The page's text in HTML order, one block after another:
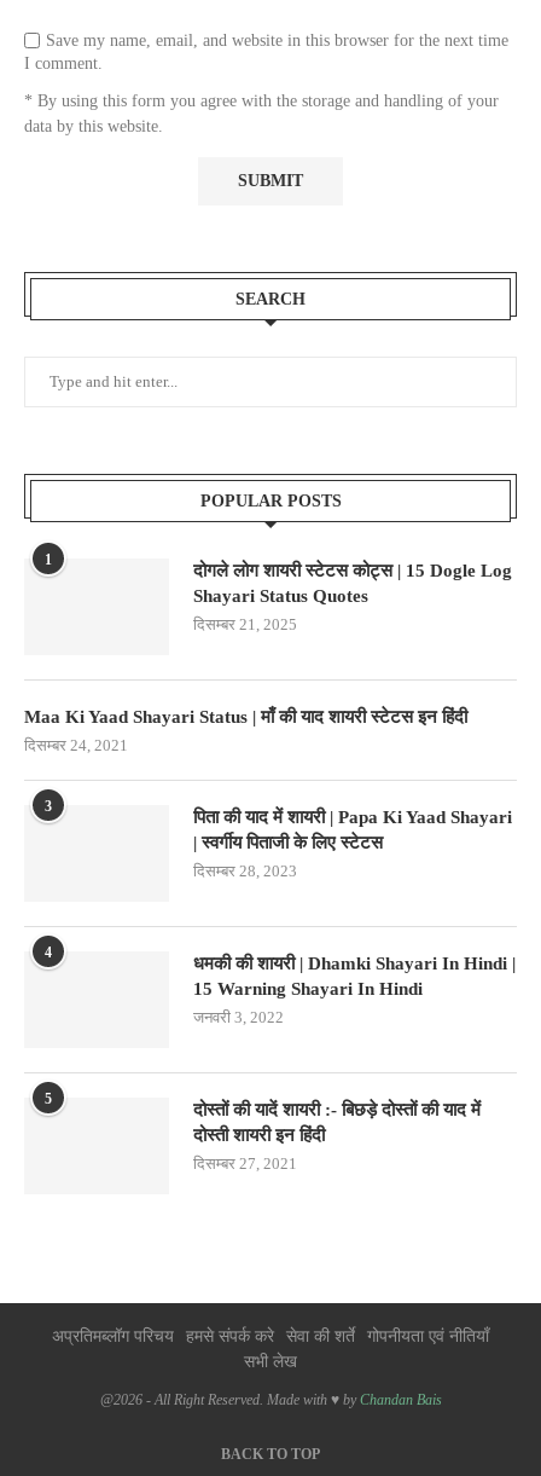
Save my name, email, and website in this browser for the next time
I comment.
* By using this form you agree with the storage and handling of your
data by this website.
SEARCH
POPULAR POSTS
1
दोगले लोग शायरी स्टेटस कोट्स | 15 Dogle Log
Shayari Status Quotes
दिसम्बर 21, 2025
Maa Ki Yaad Shayari Status | माँ की याद शायरी स्टेटस इन हिंदी
दिसम्बर 24, 2021
3
पिता की याद में शायरी | Papa Ki Yaad Shayari
| स्वर्गीय पिताजी के लिए स्टेटस
दिसम्बर 28, 2023
4
धमकी की शायरी | Dhamki Shayari In Hindi |
15 Warning Shayari In Hindi
जनवरी 3, 2022
5
दोस्तों की यादें शायरी :- बिछड़े दोस्तों की याद में
दोस्ती शायरी इन हिंदी
दिसम्बर 27, 2021
अप्रतिमब्लॉग परिचय हमसे संपर्क करे सेवा की शर्ते
गोपनीयता एवं नीतियाँ
सभी लेख
@2026 - All Right Reserved. Made with ♥ byChandan Bais
BACK TO TOP